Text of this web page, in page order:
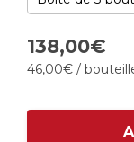
138,00€
46,00€ /